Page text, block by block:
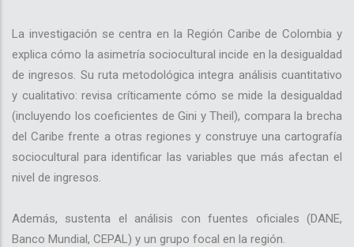
La investigación se centra en la Región Caribe de Colombia y
explica cómo la asimetría sociocultural incide en la desigualdad
de ingresos. Su ruta metodológica integra análisis cuantitativo
y cualitativo: revisa críticamente cómo se mide la desigualdad
(incluyendo los coeficientes de Gini y Theil), compara la brecha
del Caribe frente a otras regiones y construye una cartografía
sociocultural para identificar las variables que más afectan el
nivel de ingresos.
Además, sustenta el análisis con fuentes oficiales (DANE,
Banco Mundial, CEPAL) y un grupo focal en la región.